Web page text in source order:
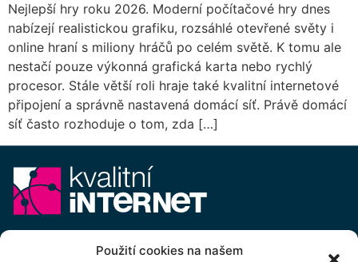
Použití cookies na našem
Nejlepší hry roku 2026. Moderní počítačové hry dnes
nabízejí realistickou grafiku, rozsáhlé otevřené světy i
online hraní s miliony hráčů po celém světě. K tomu ale
nestačí pouze výkonná grafická karta nebo rychlý
procesor. Stále větší roli hraje také kvalitní internetové
připojení a správně nastavená domácí síť. Právě domácí
síť často rozhoduje o tom, zda […]
info@kvalitni-internet.cz